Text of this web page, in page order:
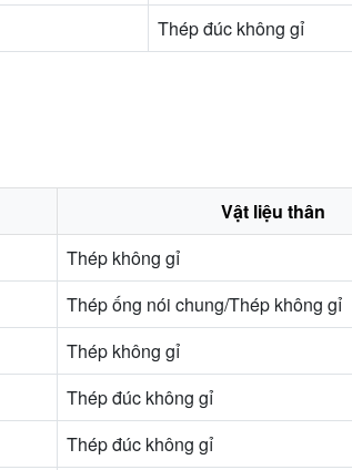
Thép đúc không gỉ
Vật liệu thân
Thép không gỉ
Thép ống nói chung/Thép không gỉ
Thép không gỉ
Thép đúc không gỉ
Thép đúc không gỉ